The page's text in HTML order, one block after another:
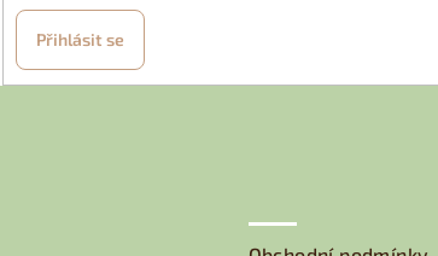
Přihlásit se